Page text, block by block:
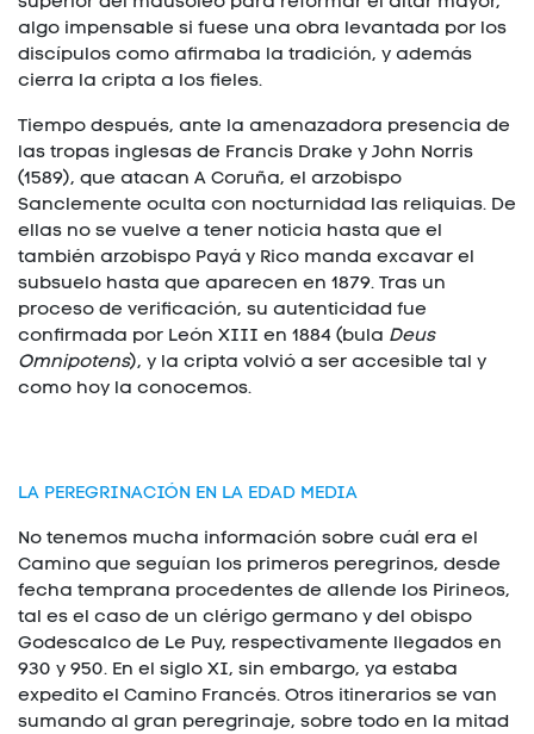
algo impensable si fuese una obra levantada por los
discípulos como afirmaba la tradición, y además
cierra la cripta a los fieles.
Tiempo después, ante la amenazadora presencia de
las tropas inglesas de Francis Drake y John Norris
(1589), que atacan A Coruña, el arzobispo
Sanclemente oculta con nocturnidad las reliquias. De
ellas no se vuelve a tener noticia hasta que el
también arzobispo Payá y Rico manda excavar el
subsuelo hasta que aparecen en 1879. Tras un
proceso de verificación, su autenticidad fue
confirmada por León XIII en 1884 (bula Deus
Omnipotens), y la cripta volvió a ser accesible tal y
como hoy la conocemos.
LA PEREGRINACIÓN EN LA EDAD MEDIA
No tenemos mucha información sobre cuál era el
Camino que seguían los primeros peregrinos, desde
fecha temprana procedentes de allende los Pirineos,
tal es el caso de un clérigo germano y del obispo
Godescalco de Le Puy, respectivamente llegados en
930 y 950. En el siglo XI, sin embargo, ya estaba
expedito el Camino Francés. Otros itinerarios se van
sumando al gran peregrinaje, sobre todo en la mitad